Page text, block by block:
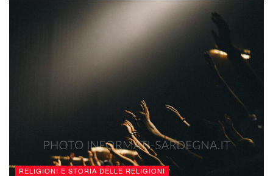
RELIGIONI E STORIA DELLE RELIGIONI